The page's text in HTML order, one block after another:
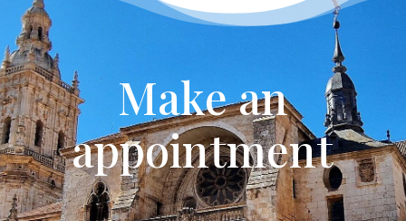
Make an
appointment